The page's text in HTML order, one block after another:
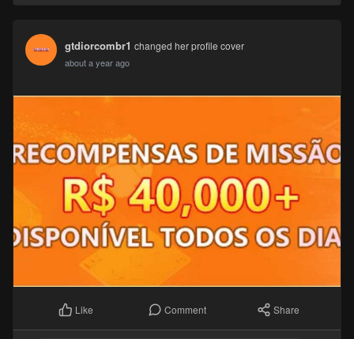
gtdiorcombr1 changed her profile cover
about a year ago
Like Comment Share